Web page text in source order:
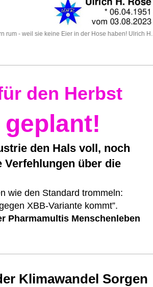
rum - weil sie keine Eier in der Hose haben! Ulrich H.
den Herbst
den Hals voll, noch
über die
wie den Standard trommeln:
XBB-Variante kommt”.
Pharmamultis Menschenleben
Klimawandel Sorgen